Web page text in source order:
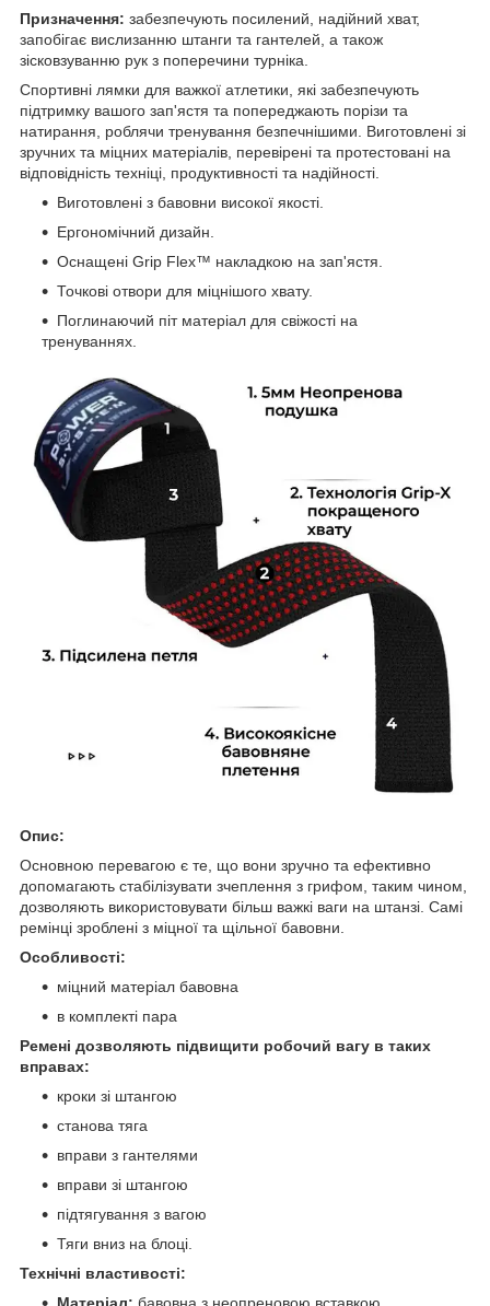
Призначення: забезпечують посилений, надійний хват,
запобігає вислизанню штанги та гантелей, а також
зісковзуванню рук з поперечини турніка.
Спортивні лямки для важкої атлетики, які забезпечують
підтримку вашого зап'ястя та попереджають порізи та
натирання, роблячи тренування безпечнішими. Виготовлені зі
зручних та міцних матеріалів, перевірені та протестовані на
відповідність техніці, продуктивності та надійності.
Виготовлені з бавовни високої якості.
Ергономічний дизайн.
Оснащені Grip Flex™ накладкою на зап'ястя.
Точкові отвори для міцнішого хвату.
Поглинаючий піт матеріал для свіжості на
тренуваннях.
Опис:
Основною перевагою є те, що вони зручно та ефективно
допомагають стабілізувати зчеплення з грифом, таким чином,
дозволяють використовувати більш важкі ваги на штанзі. Самі
ремінці зроблені з міцної та щільної бавовни.
Особливості:
міцний матеріал бавовна
в комплекті пара
Ремені дозволяють підвищити робочий вагу в таких
вправах:
кроки зі штангою
станова тяга
вправи з гантелями
вправи зі штангою
підтягування з вагою
Тяги вниз на блоці.
Технічні властивості:
Матеріал: бавовна з неопреновою вставкою.